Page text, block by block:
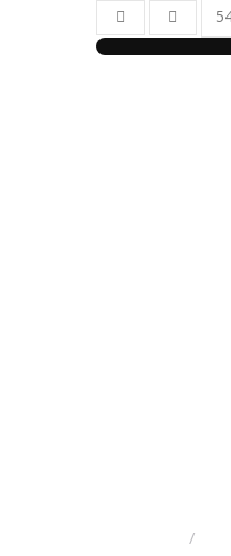
First PagePrevious
/